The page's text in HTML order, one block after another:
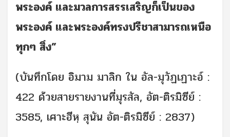
พระองค์ และมวลการสรรเสริญก็เป็นของ
พระองค์ และพระองค์ทรงปรีชาสามารถเหนือ
ทุกๆ สิ่ง”
(บันทึกโดย อิมาม มาลิก ใน อัล-มุวัฏเฏาะอ์ :
422 ด้วยสายรายงานที่มุรสัล, อัต-ติรมิซีย์ :
3585, เศาะฮีหฺ สุนัน อัต-ติรมิซีย์ : 2837)